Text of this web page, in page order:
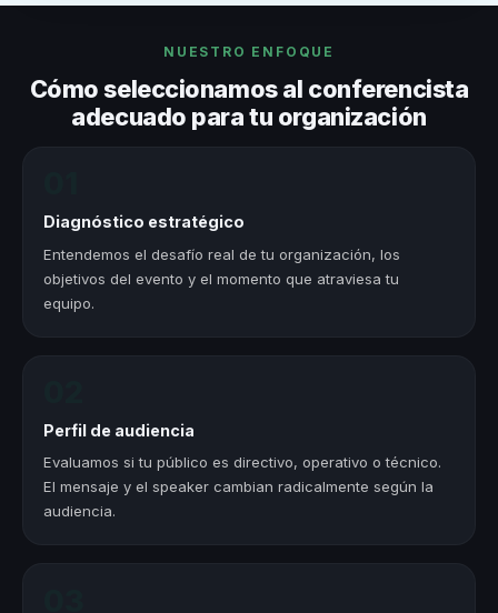
NUESTRO ENFOQUE
Cómo seleccionamos al conferencista
adecuado para tu organización
Diagnóstico estratégico
Entendemos el desafío real de tu organización, los
objetivos del evento y el momento que atraviesa tu
equipo.
Perfil de audiencia
Evaluamos si tu público es directivo, operativo o técnico.
El mensaje y el speaker cambian radicalmente según la
audiencia.